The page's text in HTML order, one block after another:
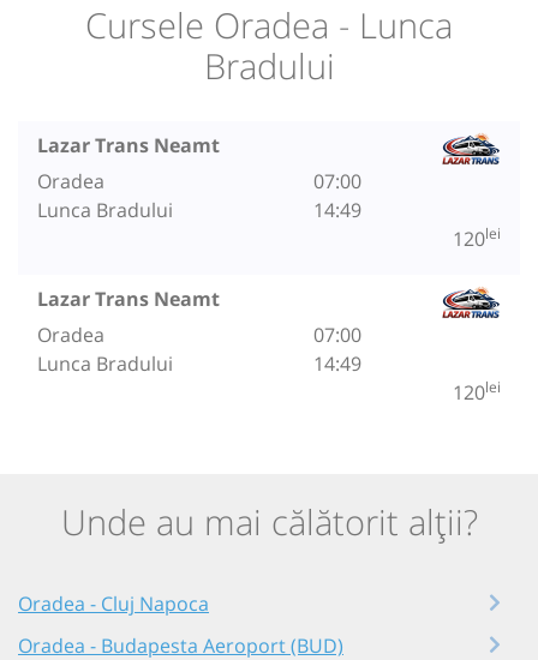
Cursele Oradea - Lunca
Bradului
Lazar Trans Neamt
Oradea
Lunca Bradului
07:00
14:49
120lei
Lazar Trans Neamt
Oradea
Lunca Bradului
07:00
14:49
120lei
Unde au mai călătorit alții?
Oradea - Cluj Napoca
Oradea - Budapesta Aeroport (BUD)